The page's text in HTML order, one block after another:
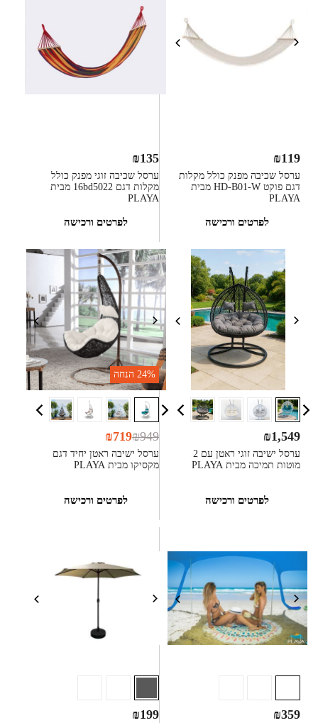
ערסל שכיבה מפנק כולל מקלות
דגם פוקט HD-B01-W מבית
PLAYA
₪119
לפרטים ורכישה
ערסל שכיבה זוגי מפנק כולל
מקלות דגם 16bd5022 מבית
PLAYA
₪135
לפרטים ורכישה
ערסל ישיבה זוגי ראטן עם 2
מוטות תמיכה מבית PLAYA
₪1,549
לפרטים ורכישה
24% הנחה
ערסל ישיבה ראטן יחיד דגם
מקסיקו מבית PLAYA
₪949
₪719
לפרטים ורכישה
₪359
₪199